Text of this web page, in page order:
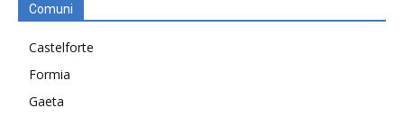
Comuni
Castelforte
Formia
Gaeta